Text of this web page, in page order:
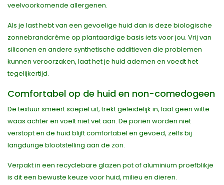
veelvoorkomende allergenen.
Als je last hebt van een gevoelige huid dan is deze biologische
zonnebrandcrème op plantaardige basis iets voor jou. Vrij van
siliconen en andere synthetische additieven die problemen
kunnen veroorzaken, laat het je huid ademen en voedt het
tegelijkertijd.
Comfortabel op de huid en non-comedogeen
De textuur smeert soepel uit, trekt geleidelijk in, laat geen witte
waas achter en voelt niet vet aan. De poriën worden niet
verstopt en de huid blijft comfortabel en gevoed, zelfs bij
langdurige blootstelling aan de zon.
Verpakt in een recyclebare glazen pot of aluminium proefblikje
is dit een bewuste keuze voor huid, milieu en dieren.